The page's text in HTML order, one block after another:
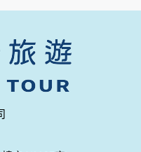
絡方式及使用時間等。
關行徑，包括您使用連線
覽器、瀏覽及點選資料記
依據，此記錄為內部應
問卷調查內容進行統計與
字呈現，除供內部研究
明文字，但不涉及特定個